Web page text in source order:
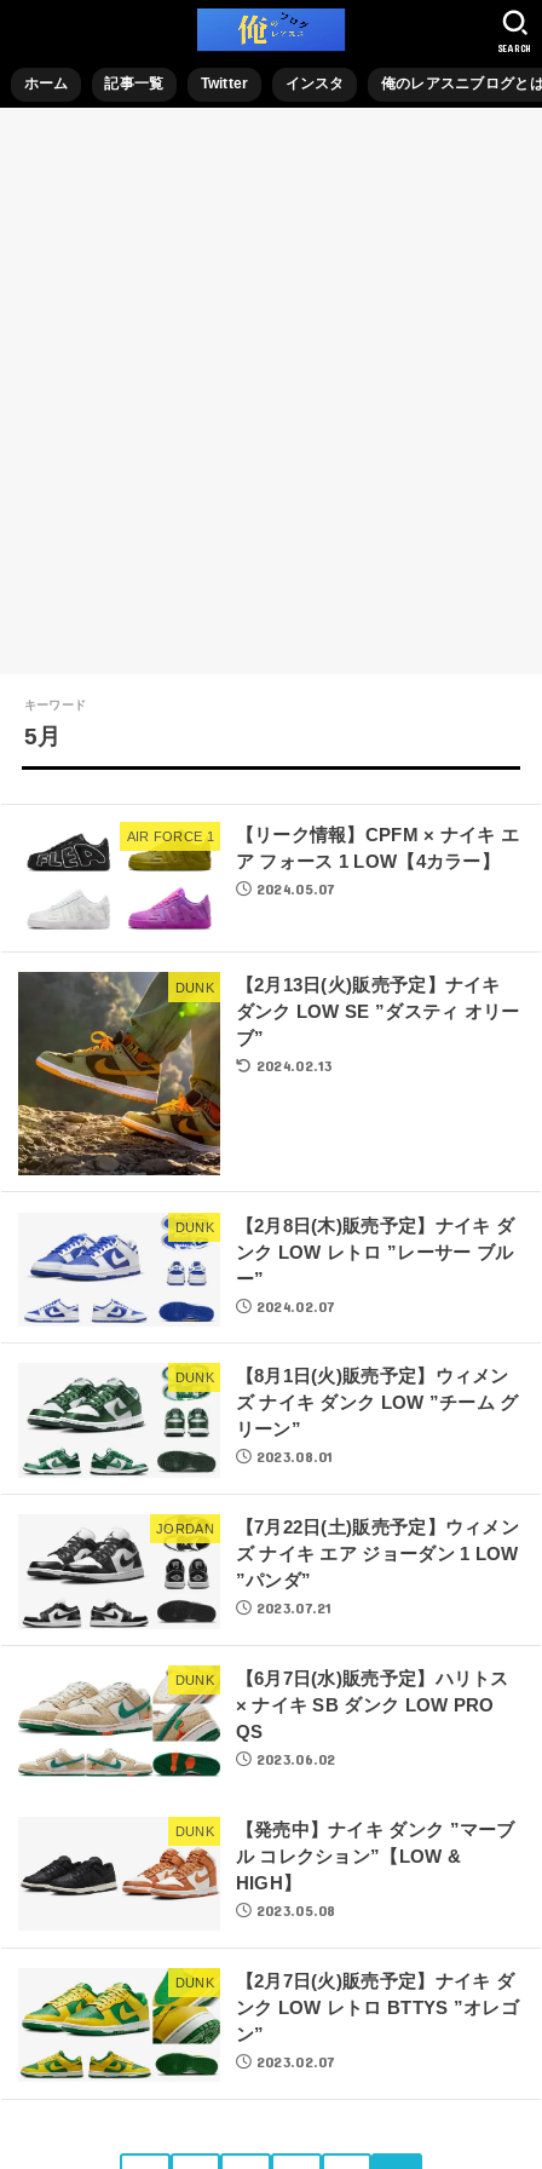
ホーム 記事一覧 Twitter インスタ 俺のレアスニブログと
SEARCH
キーワード
5月
AIR FORCE 1
【リーク情報】CPFM × ナイキ エ
ア フォース 1 LOW【4カラー】
2024.05.07
DUNK
【2月13日(火)販売予定】ナイキ
ダンク LOW SE ”ダスティ オリー
ブ”
2024.02.13
DUNK
【2月8日(木)販売予定】ナイキ ダ
ンク LOW レトロ ”レーサー ブル
ー”
2024.02.07
DUNK
【8月1日(火)販売予定】ウィメン
ズ ナイキ ダンク LOW ”チーム グ
リーン”
2023.08.01
JORDAN
【7月22日(土)販売予定】ウィメン
ズ ナイキ エア ジョーダン 1 LOW
”パンダ”
2023.07.21
DUNK
【6月7日(水)販売予定】ハリトス
× ナイキ SB ダンク LOW PRO
QS
2023.06.02
DUNK
【発売中】ナイキ ダンク ”マーブ
ル コレクション”【LOW &
HIGH】
2023.05.08
DUNK
【2月7日(火)販売予定】ナイキ ダ
ンク LOW レトロ BTTYS ”オレゴ
ン”
2023.02.07